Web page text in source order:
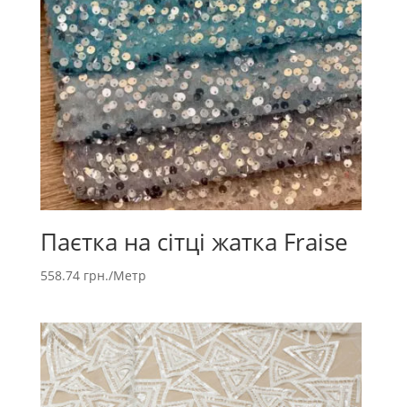
Паєтка на сітці жатка Fraise
558.74 грн./Метр